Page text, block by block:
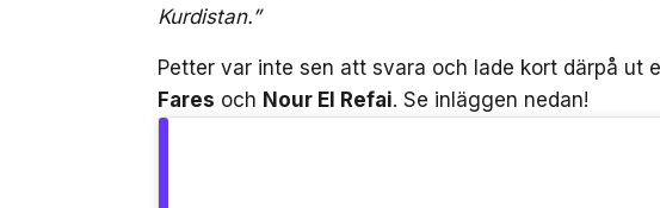
Kurdistan.”
Petter var inte sen att svara och lade kort därpå ut
Fares och Nour El Refai. Se inläggen nedan!